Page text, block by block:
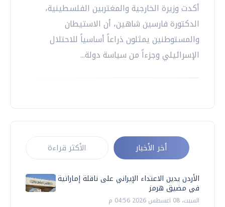
أكدت وزيرة الخارجية والمغتربين الفلسطينية،
الدكتورة فارسين شاهين، أن الاستيطان
والمستوطنين يمثلون ذراعاً أساسياً للاحتلال
الإسرائيلي وجزءاً من سياسة دولة...
أخر الأخبار الأكثر قراءة
الأردن يدين الاعتداء الإيراني على ناقلة إماراتية
في مضيق هرمز
السبت، 08 اغسطس 2026 04:56 م